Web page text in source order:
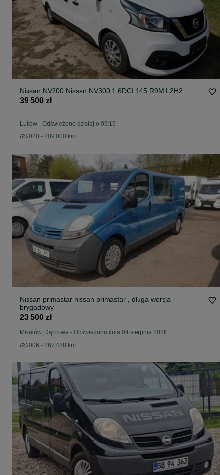
Nissan NV300 Nissan NV300 1.6DCI 145 R9M L2H2
39 500 zł
Łuków - Odświeżono dzisiaj o 09:19
2020 - 209 000 km
Nissan primastar nissan primastar , długa wersja -
brygadowy-
23 500 zł
Mikołów, Dąbrowa - Odświeżono dnia 04 sierpnia 2026
2006 - 267 488 km